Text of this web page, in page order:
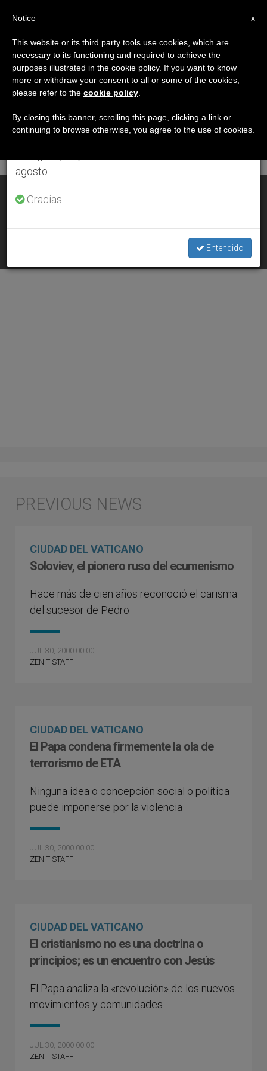
DÍA
Julio 30th, 2000
ÚLTIMAS NOTICIAS
JUL 30, 2000 00:00
CIUDAD DEL VATICANO
Soloviev, el pionero ruso del ecumenismo
Hace más de cien años reconoció el carisma
del sucesor de Pedro
JUL 30, 2000 00:00
ZENIT STAFF
CIUDAD DEL VATICANO
El Papa condena firmemente la ola de
terrorismo de ETA
Ninguna idea o concepción social o política
puede imponerse por la violencia
JUL 30, 2000 00:00
ZENIT STAFF
CIUDAD DEL VATICANO
El cristianismo no es una doctrina o
principios; es un encuentro con Jesús
El Papa analiza la «revolución» de los nuevos
movimientos y comunidades
JUL 30, 2000 00:00
ZENIT STAFF
×
Aviso importante
Del 27 de julio al 7 de agosto haremos la pausa
anual, aprovechando que en el periodo de verano
se generan menos informaciones y también el
agosto.
Gracias.
Entendido
x
Notice
This website or its third party tools use cookies, which are
necessary to its functioning and required to achieve the
purposes illustrated in the cookie policy. If you want to know
more or withdraw your consent to all or some of the cookies,
please refer to the cookie policy
By closing this banner, scrolling this page, clicking a link or
continuing to browse otherwise, you agree to the use of cookies.